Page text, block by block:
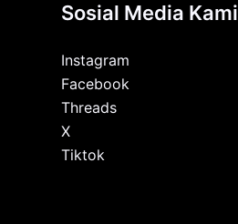
Sosial Media Kami
Instagram
Facebook
Threads
X
Tiktok